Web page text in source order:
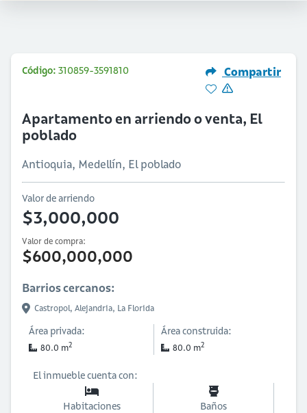
Código: 310859-3591810 Compartir
Apartamento en arriendo o venta, El
poblado
Antioquia, Medellín, El poblado
Valor de arriendo
$3,000,000
Valor de compra:
$600,000,000
Barrios cercanos:
Castropol, Alejandria, La Florida
Área privada:
80.0 m2
Área construida:
80.0 m2
El inmueble cuenta con:
Habitaciones
Baños